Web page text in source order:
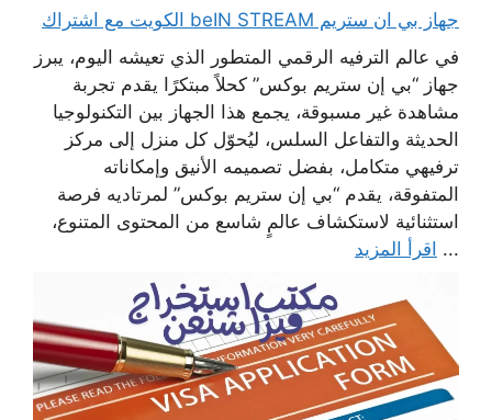
جهاز بي ان ستريم beIN STREAM الكويت مع اشتراك
في عالم الترفيه الرقمي المتطور الذي تعيشه اليوم، يبرز
جهاز “بي إن ستريم بوكس” كحلاً مبتكرًا يقدم تجربة
مشاهدة غير مسبوقة، يجمع هذا الجهاز بين التكنولوجيا
الحديثة والتفاعل السلس، ليُحوّل كل منزل إلى مركز
ترفيهي متكامل، بفضل تصميمه الأنيق وإمكاناته
المتفوقة، يقدم “بي إن ستريم بوكس” لمرتاديه فرصة
استثنائية لاستكشاف عالمٍ شاسع من المحتوى المتنوع،
... اقرأ المزيد